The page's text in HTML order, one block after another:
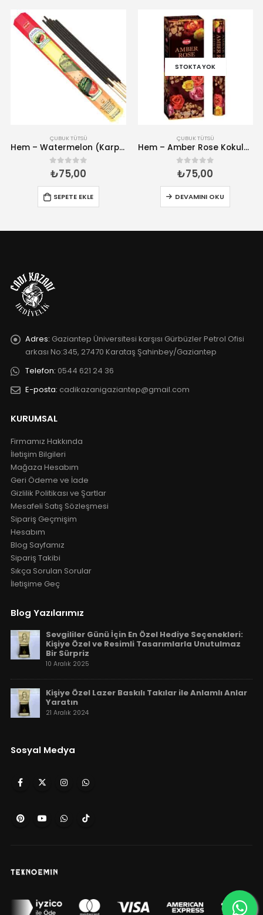
ÇUBUK TÜTSÜ
Hem – Watermelon (Karpuz) Kokulu 20 Çubuk Tütsü
0 5 üzerinden
₺75,00
SEPETE EKLE
STOKTA YOK
ÇUBUK TÜTSÜ
Hem – Amber Rose Kokulu 20 Çubuk Tütsü
0 5 üzerinden
₺75,00
DEVAMINI OKU
Adres: Gaziantep Üniversitesi karşısı Gürbüzler Petrol Ofisi
arkası No:345, 27470 Karataş Şahinbey/Gaziantep
Telefon: 0544 621 24 36
E-posta: cadikazanigaziantep@gmail.com
KURUMSAL
Firmamız Hakkında
İletişim Bilgileri
Mağaza Hesabım
Geri Ödeme ve İade
Gizlilik Politikası ve Şartlar
Mesafeli Satış Sözleşmesi
Sipariş Geçmişim
Hesabım
Blog Sayfamız
Sipariş Takibi
Sıkça Sorulan Sorular
İletişime Geç
Blog Yazılarımız
Sevgililer Günü İçin En Özel Hediye Seçenekleri:
Kişiye Özel ve Resimli Tasarımlarla Unutulmaz
Bir Sürpriz
10 Aralık 2025
Kişiye Özel Lazer Baskılı Takılar ile Anlamlı Anlar
Yaratın
21 Aralık 2024
Sosyal Medya